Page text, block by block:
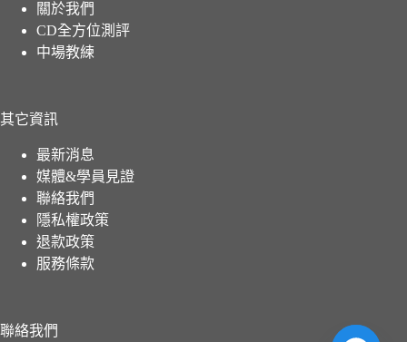
關於我們
CD全方位測評
中場教練
其它資訊
最新消息
媒體&學員見證
聯絡我們
隱私權政策
退款政策
服務條款
聯絡我們